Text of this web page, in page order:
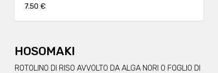
7.50 €
HOSOMAKI
ROTOLINO DI RISO AVVOLTO DA ALGA NORI O FOGLIO DI